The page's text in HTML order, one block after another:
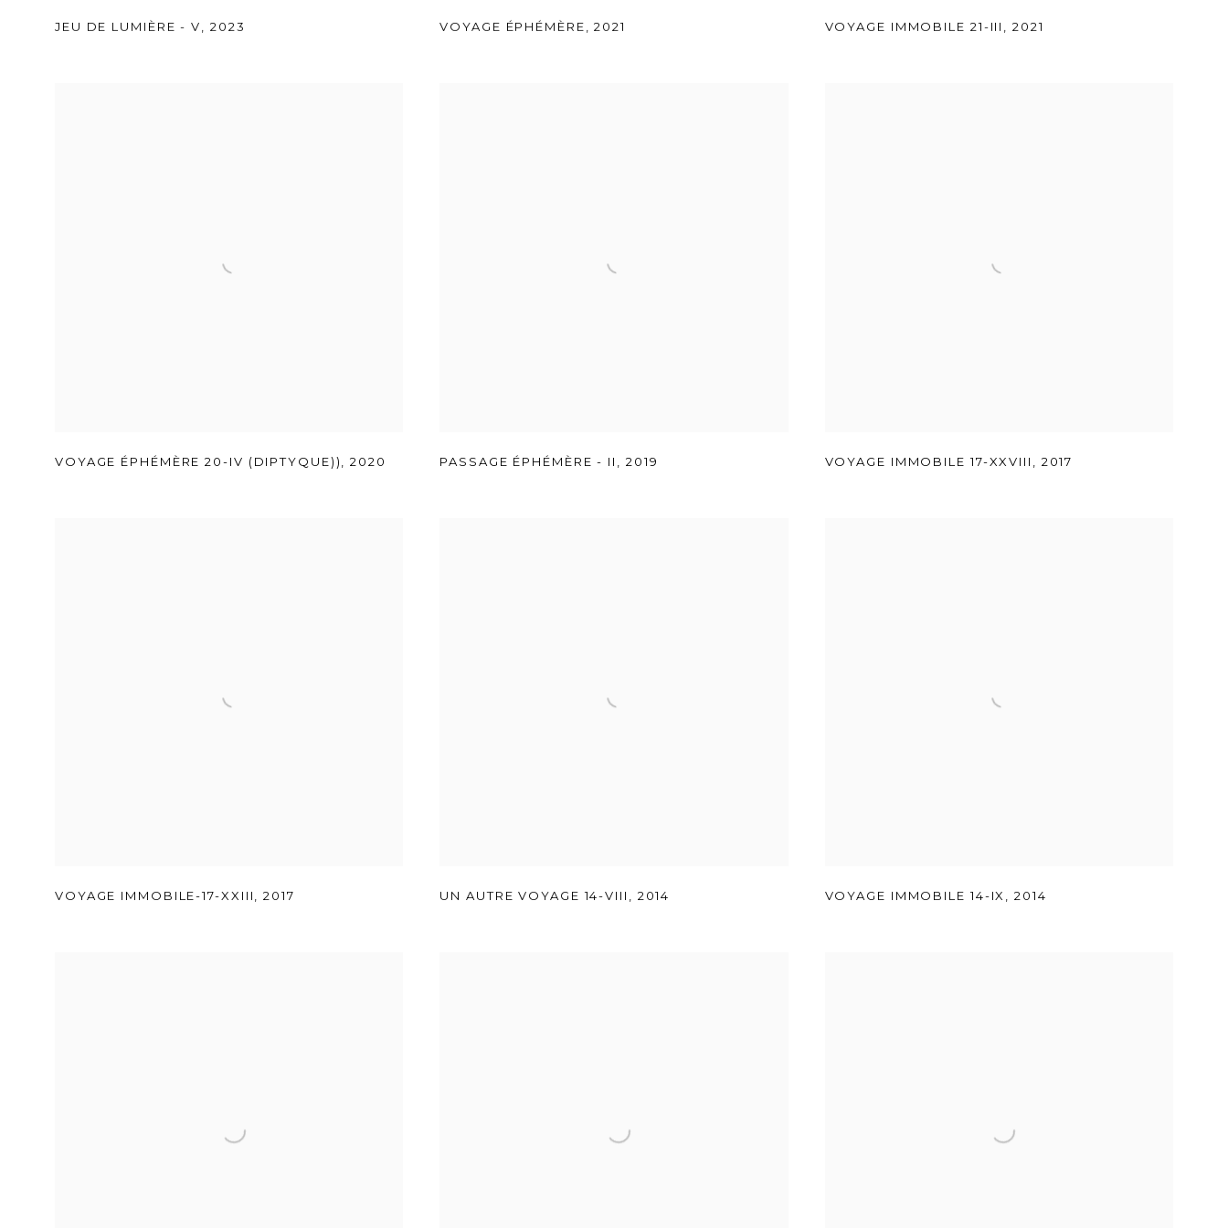
JEU DE LUMIÈRE - V, 2023 VOYAGE ÉPHÉMÈRE,2021 VOYAGE IMMOBILE 21-III , 2021
VOYAGE ÉPHÉMÈRE 20-IV (DIPTYQUE)) ,2020 PASSAGE ÉPHÉMÈRE - II 2019 VOYAGE IMMOBILE 17-XXVIII 2017
VOYAGE IMMOBILE-17-XXIII ,2017 UN AUTRE VOYAGE 14-VIII 2014 VOYAGE IMMOBILE 14-IX ,2014